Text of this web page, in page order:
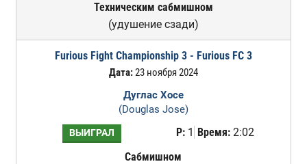
Техническим сабмишном
(удушение сзади)
Furious Fight Championship 3 - Furious FC 3
Дата:23 ноября 2024
Дуглас Хосе
(Douglas Jose)
ВЫИГРАЛ Р:1 Время:2:02
Сабмишном